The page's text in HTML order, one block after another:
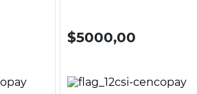
$5000,00